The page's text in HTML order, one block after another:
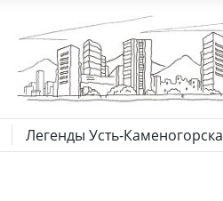
Легенды Усть-Каменогорска